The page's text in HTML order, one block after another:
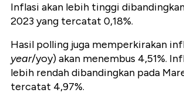
Inflasi akan lebih tinggi
2023 yang tercatat 0,18%.
Hasil polling juga memperkirakan
year/yoy) akan menembus 4,51%.
lebih rendah dibandingkan pada
tercatat 4,97%.